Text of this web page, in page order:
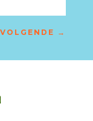
VOLGENDE →